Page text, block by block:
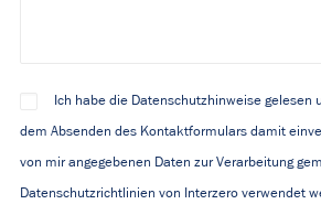
Ich habe die Datenschutzhinweise gelesen
dem Absenden des Kontaktformulars damit
von mir angegebenen Daten zur Verarbeitung
Datenschutzrichtlinien von Interzero verwendet